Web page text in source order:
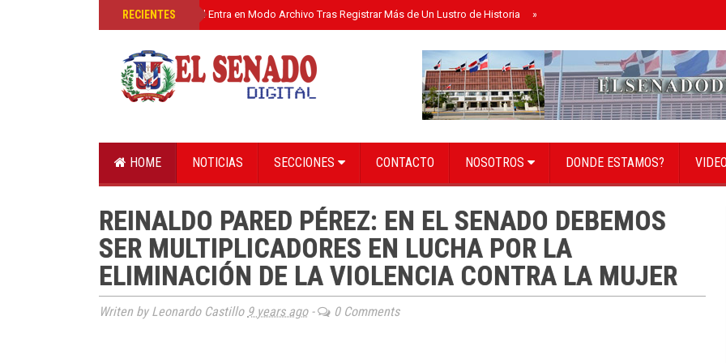
RECIENTES
»El Senado Digital Entra en Modo Archivo Tras Registrar Más de Un Lustro de Historia » Senado instala bufete directivo para el
HOME NOTICIAS SECCIONES CONTACTO NOSOTROS DONDE ESTAMOS?
REINALDO PARED PÉREZ: EN EL SENADO DEBEMOS
SER MULTIPLICADORES EN LUCHA POR LA
ELIMINACIÓN DE LA VIOLENCIA CONTRA LA MUJER
Writen by Leonardo Castillo 9 years ago- 0 Comments